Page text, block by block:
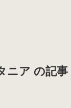
ニア の記事